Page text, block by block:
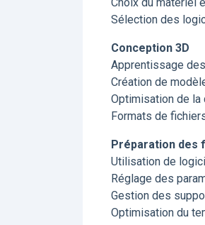
Sélection des
Conception 3D
Apprentissage
Création de
Optimisation de la
Formats de
Préparation des
Utilisation de
Réglage des
Gestion des
Optimisation du